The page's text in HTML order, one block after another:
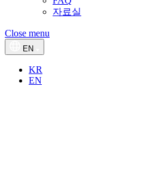
자료실
Close menu
EN
KR
EN